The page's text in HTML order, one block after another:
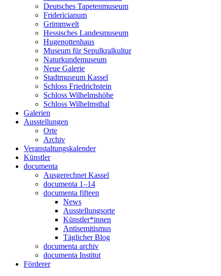
Deutsches Tapetenmuseum
Fridericianum
Grimmwelt
Hessisches Landesmuseum
Hugenottenhaus
Museum für Sepulkralkultur
Naturkundemuseum
Neue Galerie
Stadtmuseum Kassel
Schloss Friedrichstein
Schloss Wilhelmshöhe
Schloss Wilhelmsthal
Galerien
Ausstellungen
Orte
Archiv
Veranstaltungskalender
Künstler
documenta
Ausgerechnet Kassel
documenta 1–14
documenta fifteen
News
Ausstellungsorte
Künstler*innen
Antisemitismus
Täglicher Blog
documenta archiv
documenta Institut
Förderer